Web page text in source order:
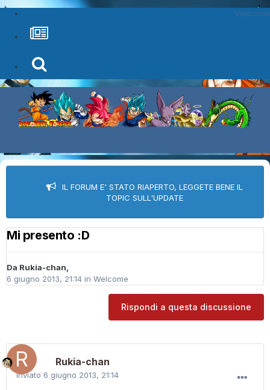
Welcome
IL FORUM E' STATO RIAPERTO, LEGGETE BENE IL
TOPIC SULL'UPDATE
Mi presento :D
Da Rukia-chan,
6 giugno 2013, 21:14 in Welcome
Rispondi a questa discussione
Rukia-chan
Inviato 6 giugno 2013, 21:14